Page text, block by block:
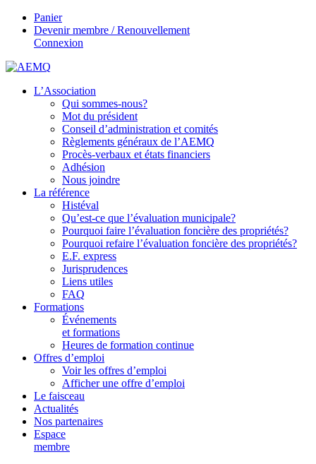
Panier
Devenir membre / Renouvellement
Connexion
L’Association
Qui sommes-nous?
Mot du président
Conseil d’administration et comités
Règlements généraux de l’AEMQ
Procès-verbaux et états financiers
Adhésion
Nous joindre
La référence
Histéval
Qu’est-ce que l’évaluation municipale?
Pourquoi faire l’évaluation foncière des propriétés?
Pourquoi refaire l’évaluation foncière des propriétés?
E.F. express
Jurisprudences
Liens utiles
FAQ
Formations
Événements
et formations
Heures de formation continue
Offres d’emploi
Voir les offres d’emploi
Afficher une offre d’emploi
Le faisceau
Actualités
Nos partenaires
Espace
membre